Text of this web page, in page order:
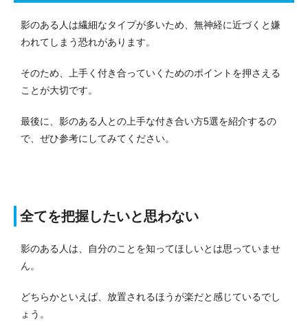
影のある人は繊細なタイプが多いため、無神経に近づくと嫌
われてしまう恐れがあります。
そのため、上手く付き合っていくためのポイントを押さえる
ことが大切です。
最後に、影のある人との上手な付き合い方5選を紹介するの
で、ぜひ参考にしてみてください。
全てを把握したいと思わない
影のある人は、自分のことを知ってほしいとは思っていませ
ん。
どちらかといえば、放置されるほうが楽だと感じているでし
ょう。